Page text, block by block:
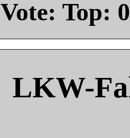
Vote: Top: 0
LKW-